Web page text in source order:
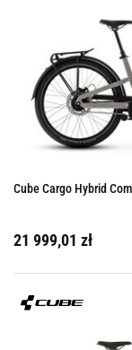
Cube Cargo Hybrid
21 999,01 zł